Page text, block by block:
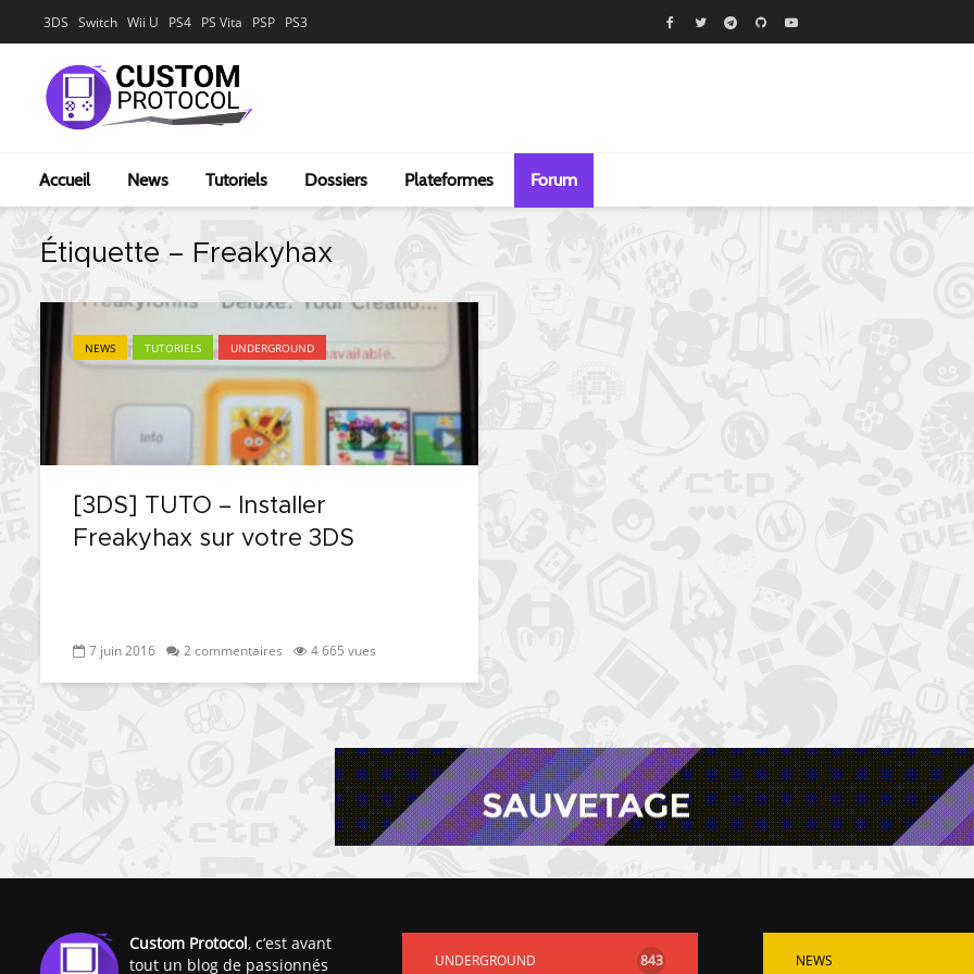
3DS Switch Wii U PS4 PS Vita PSP PS3
Accueil News Tutoriels Dossiers Plateformes Forum
Étiquette – Freakyhax
NEWS TUTORIELS UNDERGROUND
[3DS] TUTO – Installer
Freakyhax sur votre 3DS
7 juin 2016 2 commentaires 4 665 vues
Custom Protocol, c’est avant
tout un blog de passionnés
UNDERGROUND 843 NEWS